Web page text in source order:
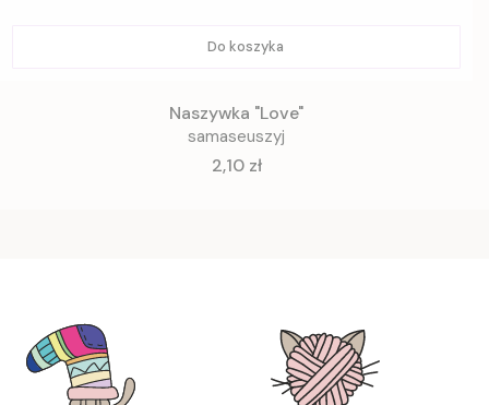
Do koszyka
Naszywka "Love"
samaseuszyj
Cena
2,10 zł